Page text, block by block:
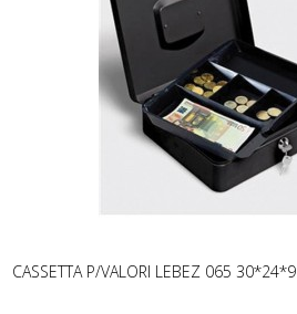
CASSETTA P/VALORI LEBEZ 065 30*24*9